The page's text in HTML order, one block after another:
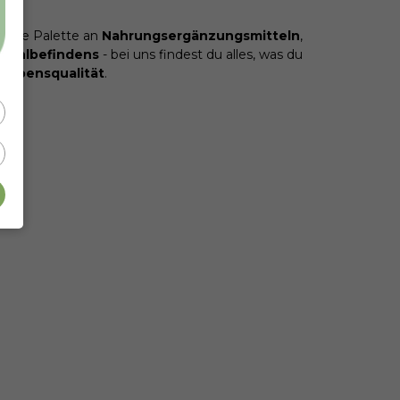
Palette an Nahrungsergänzungsmitteln,
- bei uns findest du alles, was du
Lebensqualität.